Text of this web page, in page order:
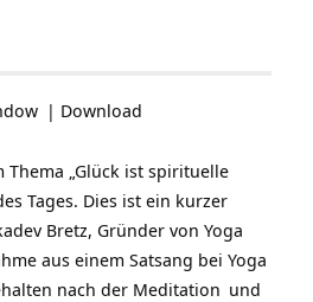
| Download
„Glück ist spirituelle
Tages. Dies ist ein kurzer
Bretz, Gründer von Yoga
aus einem Satsang bei Yoga
nach der Meditation und